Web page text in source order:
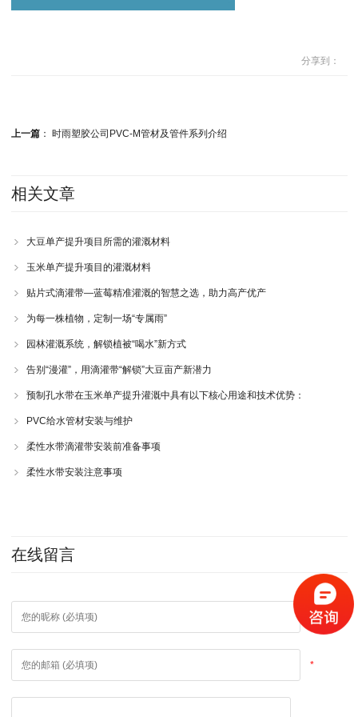
分享到：
上一篇： 时雨塑胶公司PVC-M管材及管件系列介绍
相关文章
大豆单产提升项目所需的灌溉材料
玉米单产提升项目的灌溉材料
贴片式滴灌带—蓝莓精准灌溉的智慧之选，助力高产优产
为每一株植物，定制一场“专属雨”
园林灌溉系统，解锁植被“喝水”新方式
告别“漫灌”，用滴灌带“解锁”大豆亩产新潜力
预制孔水带在玉米单产提升灌溉中具有以下核心用途和技术优势：
PVC给水管材安装与维护
柔性水带滴灌带安装前准备事项
柔性水带安装注意事项
在线留言
*
*